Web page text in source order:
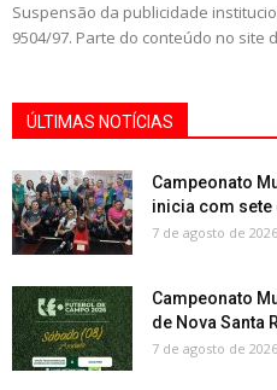
Suspensão da publicidade
9504/97. Parte do conteúdo no site
ÚLTIMAS NOTÍCIAS
Campeonato
inicia com
7 de agosto de 2026
Campeonato
de Nova Santa
7 de agosto de 2026